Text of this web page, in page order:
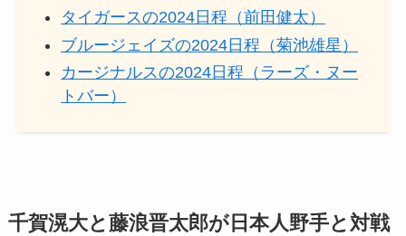
タイガースの2024日程（前田健太）
ブルージェイズの2024日程（菊池雄星）
カージナルスの2024日程（ラーズ・ヌー
トバー）
千賀滉大と藤浪晋太郎が日本人野手と対戦